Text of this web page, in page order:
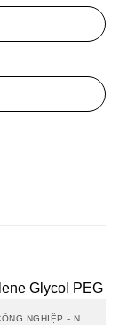
HOÁ CHẤT CÔNG NGHIỆP - NÔNG NGHIỆP - XI MẠ